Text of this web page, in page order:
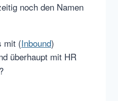
noch den Namen
mit (Inbound)
überhaupt mit HR